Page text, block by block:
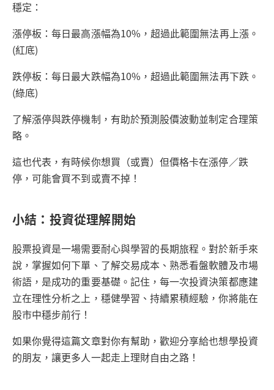
穩定：
漲停板：每日最高漲幅為10%，超過此範圍無法再上漲。
(紅底)
跌停板：每日最大跌幅為10%，超過此範圍無法再下跌。
(綠底)
了解漲停與跌停機制，有助於預測股價波動並制定合理策
略。
這也代表，有時候你想買（或賣）但價格卡在漲停／跌
停，可能會買不到或賣不掉！
小結：投資從理解開始
股票投資是一場需要耐心與學習的長期旅程。對於新手來
說，掌握如何下單、了解交易成本、熟悉看盤軟體及市場
術語，是成功的重要基礎。記住，每一次投資決策都應建
立在理性分析之上，穩健學習、持續累積經驗，你將能在
股市中穩步前行！
如果你覺得這篇文章對你有幫助，歡迎分享給也想學投資
的朋友，讓更多人一起走上理財自由之路！